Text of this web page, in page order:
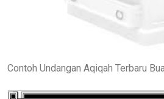
Contoh Undangan Aqiqah Terbaru